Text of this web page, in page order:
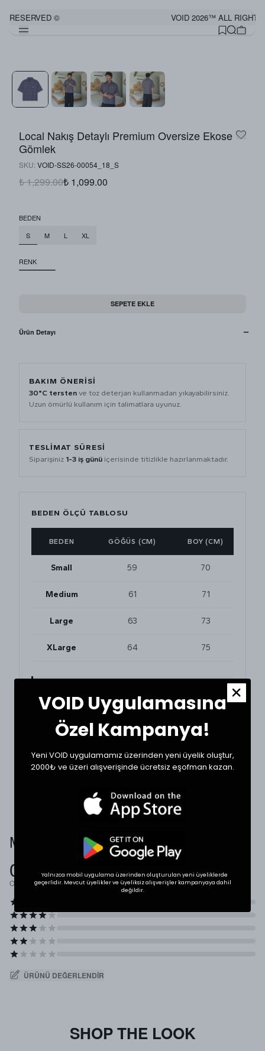
RESERVED © VOID 2026™ ALL RIGHTS
Local Nakış Detaylı Premium Oversize Ekose
Gömlek
SKU: VOID-SS26-00054_18_S
₺ 1,299.00₺ 1,099.00
BEDEN
S
M L XL
RENK
SEPETE EKLE
Ürün Detayı
BAKIM ÖNERISI
30°C tersten ve toz deterjan kullanmadan yıkayabilirsiniz.
Uzun ömürlü kullanım için talimatlara uyunuz.
TESLIMAT SÜRESI
Siparişiniz 1-3 iş günü içerisinde titizlikle hazırlanmaktadır.
BEDEN ÖLÇÜ TABLOSU
BEDEN GÖĞÜS (CM) BOY (CM)
Small 59 70
Medium 61 71
Large 63 73
XLarge 64 75
Tekstil ürünlerinde beden seçimi modellere göre
değişkenlik gösterebilir. En doğru seçim için
dolabınızdaki favori bir ürününüzün ölçülerini alıp
* Ölçülerde ±1 cm farklılık olabilir.
Müşteri Yorumları
0.0
Ortalama Puan
ÜRÜNÜ DEĞERLENDIR
SHOP THE LOOK
VOID Uygulamasına
Özel Kampanya!
Yeni VOID uygulamamız üzerinden yeni üyelik oluştur,
2000₺ ve üzeri alışverişinde ücretsiz eşofman kazan.
Yalnızca mobil uygulama üzerinden oluşturulan yeni üyeliklerde
geçerlidir. Mevcut üyelikler ve üyeliksiz alışverişler kampanyaya dahil
değildir.